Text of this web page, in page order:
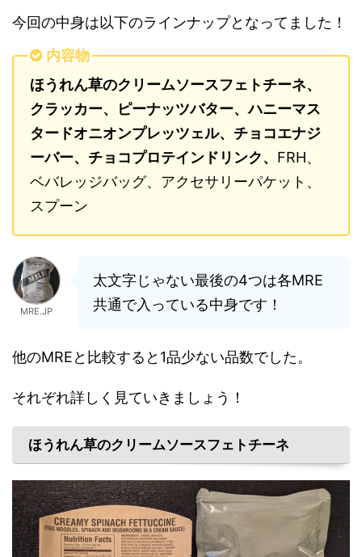
今回の中身は以下のラインナップとなってました！
内容物
ほうれん草のクリームソースフェトチーネ、
クラッカー、ピーナッツバター、ハニーマス
タードオニオンプレッツェル、チョコエナジ
ーバー、チョコプロテインドリンク、 FRH、
ベバレッジバッグ、アクセサリーパケット、
スプーン
MRE.JP
太文字じゃない最後の4つは各MRE
共通で入っている中身です！
他のMREと比較すると1品少ない品数でした。
それぞれ詳しく見ていきましょう！
ほうれん草のクリームソースフェトチーネ